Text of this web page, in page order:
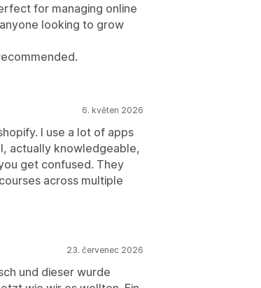
for managing online
looking to grow
6. květen 2026
I use a lot of apps
actually knowledgeable,
get confused. They
across multiple
23. červenec 2026
und dieser wurde